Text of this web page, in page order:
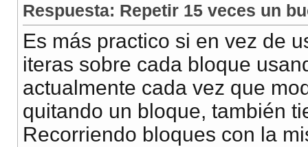
Respuesta: Repetir 15 veces un
Es más practico si en vez de
iteras sobre cada bloque
actualmente cada vez que
quitando un bloque, también
Recorriendo bloques con la